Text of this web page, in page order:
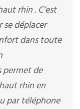
rhin . C’est
déplacer
dans toute
permet de
rhin en
par téléphone